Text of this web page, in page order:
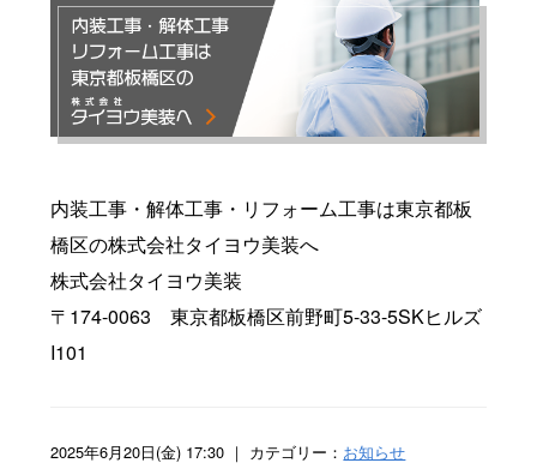
内装工事・解体工事・リフォーム工事は東京都板
橋区の株式会社タイヨウ美装へ
株式会社タイヨウ美装
〒174-0063 東京都板橋区前野町5-33-5SKヒルズ
I101
2025年6月20日(金) 17:30 ｜ カテゴリー： お知らせ